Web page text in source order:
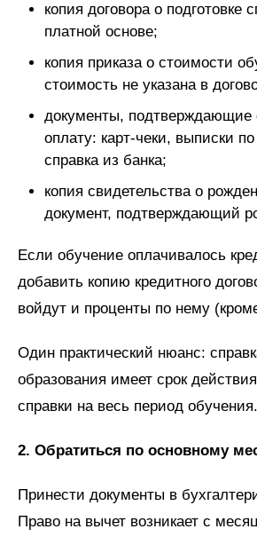
копия договора о подготовке
платной основе;
копия приказа о стоимости
стоимость не указана в
документы, подтверждающие
оплату: карт-чеки, выписки
справка из банка;
копия свидетельства о
документ, подтверждающий
Если обучение оплачивалось
добавить копию кредитного
войдут и проценты по нему
Один практический нюанс:
образования имеет срок
справки на весь период обучения.
2. Обратиться по основному
Принести документы в
Право на вычет возникает с